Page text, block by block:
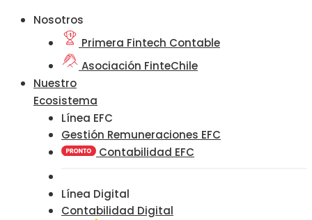
Nosotros
Primera Fintech Contable
Asociación FinteChile
Nuestro
Ecosistema
Línea EFC
Gestión Remuneraciones EFC
Contabilidad EFC
Línea Digital
Contabilidad Digital